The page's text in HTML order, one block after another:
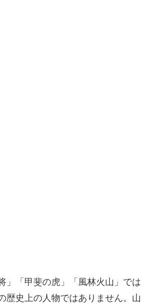
」「甲斐の虎」「風林火山」では
歴史上の人物ではありません。山